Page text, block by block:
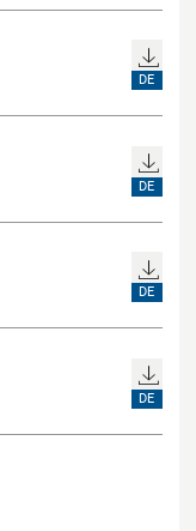
DE
DE
DE
DE